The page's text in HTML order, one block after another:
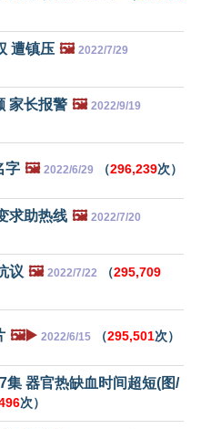
遭镇压 🖼️ 2022/7/29
家长报警 🖼️ 2022/9/19
字 🖼️ 2022/6/29 （296,239次）
求助热线 🖼️ 2022/7/20
议 🖼️ 2022/7/22 （295,709
🖼️▶️ 2022/6/15 （295,501次）
集 器官热缺血时间超短(图/
次）